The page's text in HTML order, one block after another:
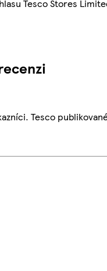
Tesco Stores
Tesco